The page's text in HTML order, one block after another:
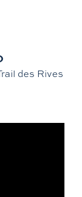
des Rives